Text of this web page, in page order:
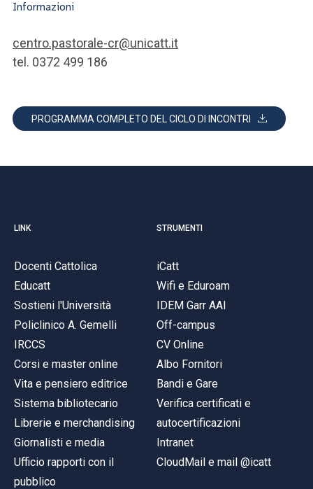
Informazioni
centro.pastorale-cr@unicatt.it
tel. 0372 499 186
PROGRAMMA COMPLETO DEL CICLO DI INCONTRI
LINK
Docenti Cattolica
Educatt
Sostieni l'Università
Policlinico A. Gemelli
IRCCS
Corsi e master online
Vita e pensiero editrice
Sistema bibliotecario
Librerie e merchandising
Giornalisti e media
Ufficio rapporti con il
pubblico
STRUMENTI
iCatt
Wifi e Eduroam
IDEM Garr AAI
Off-campus
CV Online
Albo Fornitori
Bandi e Gare
Verifica certificati e
autocertificazioni
Intranet
CloudMail e mail @icatt